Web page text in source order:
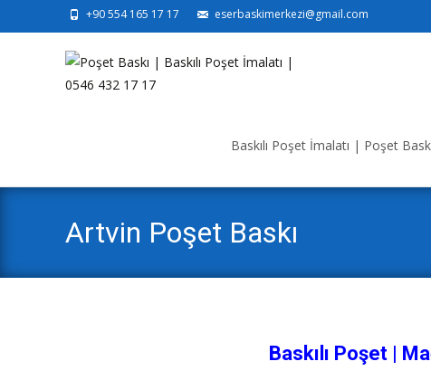
+90 554 165 17 17 eserbaskimerkezi@gmail.com
Baskılı Poşet İmalatı | Poşet
Artvin Poşet Baskı
Baskılı Poşet |